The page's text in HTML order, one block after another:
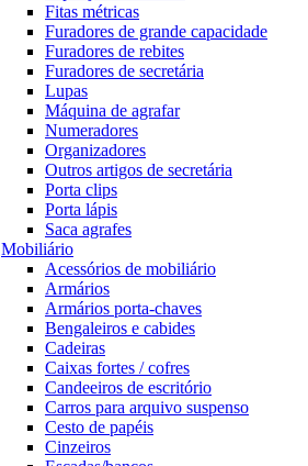
Fitas métricas
Furadores de grande capacidade
Furadores de rebites
Furadores de secretária
Lupas
Máquina de agrafar
Numeradores
Organizadores
Outros artigos de secretária
Porta clips
Porta lápis
Saca agrafes
Mobiliário
Acessórios de mobiliário
Armários
Armários porta-chaves
Bengaleiros e cabides
Cadeiras
Caixas fortes / cofres
Candeeiros de escritório
Carros para arquivo suspenso
Cesto de papéis
Cinzeiros